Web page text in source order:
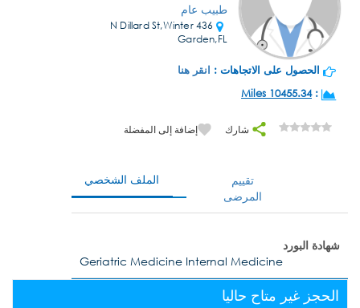
طبيب عام
436 N Dillard St,Winter
Garden,FL
الحصول على الاتجاهات : انقر هنا
:
10455.34 Miles
شارك إضافة إلى المفضلة
الملف الشخصي
تقييم
المرضى
شهادة البورد
Geriatric Medicine Internal Medicine
الحجز غير متاح حاليا